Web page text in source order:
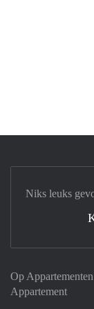
Op
Appartement
Niks leuks